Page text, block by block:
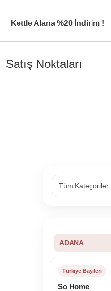
Kettle Alana %20 İndirim !
Satış Noktaları
ADANA
Türkiye Bayileri
So Home